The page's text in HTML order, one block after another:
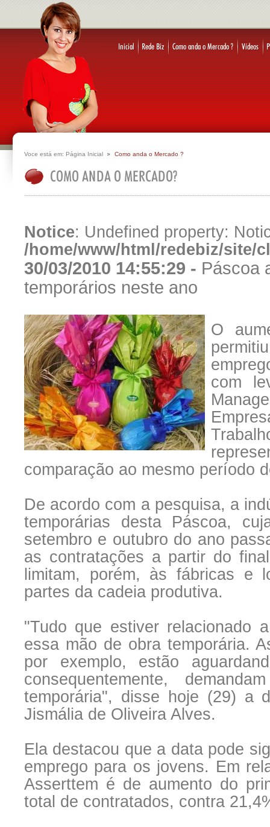
Voce está em: Página Inicial Como anda o Mercado ?
Notice: Undefined property:
/home/www/html/redebiz/site/
30/03/2010 14:55:29 - Páscoa
temporários neste ano
O
com
comparação ao mesmo período
De acordo com a pesquisa, a
temporárias desta Páscoa,
setembro e outubro do ano
as contratações a partir do
limitam, porém, às fábricas e
partes da cadeia produtiva.
"Tudo que estiver relacionado
essa mão de obra temporária.
por exemplo, estão
consequentemente,
temporária", disse hoje (29) a
Jismália de Oliveira Alves.
Ela destacou que a data pode
emprego para os jovens. Em
Asserttem é de aumento do
total de contratados, contra